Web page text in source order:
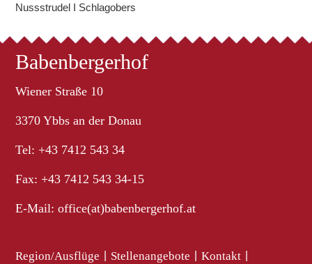
Nussstrudel I Schlagobers
Babenbergerhof
Wiener Straße 10
3370 Ybbs an der Donau
Tel: +43 7412 543 34
Fax: +43 7412 543 34-15
E-Mail:office(at)babenbergerhof.at
Region/Ausflüge Stellenangebote Kontakt